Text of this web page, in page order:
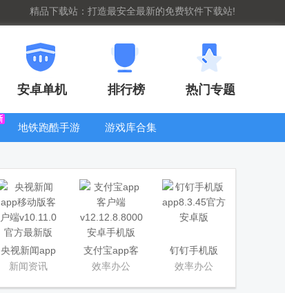
精品下载站：打造最安全最新的免费软件下载站!
安卓单机 排行榜 热门专题
地铁跑酷手游
游戏库合集
央视新闻app
移动版客户端
新闻资讯
支付宝app客
户端
效率办公
钉钉手机版
app
效率办公